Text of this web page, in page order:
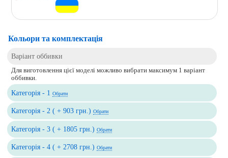
Кольори та комплектація
Варіант оббивки
Для виготовлення цієї моделі можливо вибрати максимум 1 варіант
оббивки.
Категорія - 1Обрати
Категорія - 2 ( + 903 грн.)Обрати
Категорія - 3 ( + 1805 грн.)Обрати
Категорія - 4 ( + 2708 грн.)Обрати